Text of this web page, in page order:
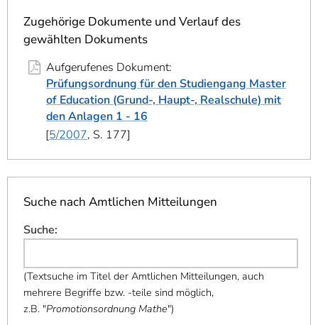
Informationen zur
Barrierefreiheit
Zugehörige Dokumente und Verlauf des
gewählten Dokuments
Aufgerufenes Dokument:
Prüfungsordnung für den Studiengang Master
of Education (Grund-, Haupt-, Realschule) mit
den Anlagen 1 - 16
5/2007, S. 177
Suche nach Amtlichen Mitteilungen
Suche:
(Textsuche im Titel der Amtlichen Mitteilungen, auch
mehrere Begriffe bzw. -teile sind möglich,
z.B. "Promotionsordnung Mathe")